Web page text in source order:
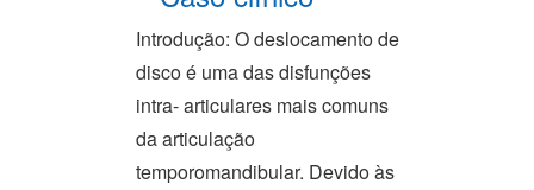
Introdução: O deslocamento de
disco é uma das disfunções
intra- articulares mais comuns
da articulação
temporomandibular. Devido às